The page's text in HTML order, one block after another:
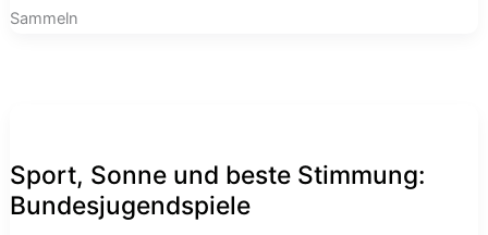
Sammeln
Sport, Sonne und beste Stimmung:
Bundesjugendspiele